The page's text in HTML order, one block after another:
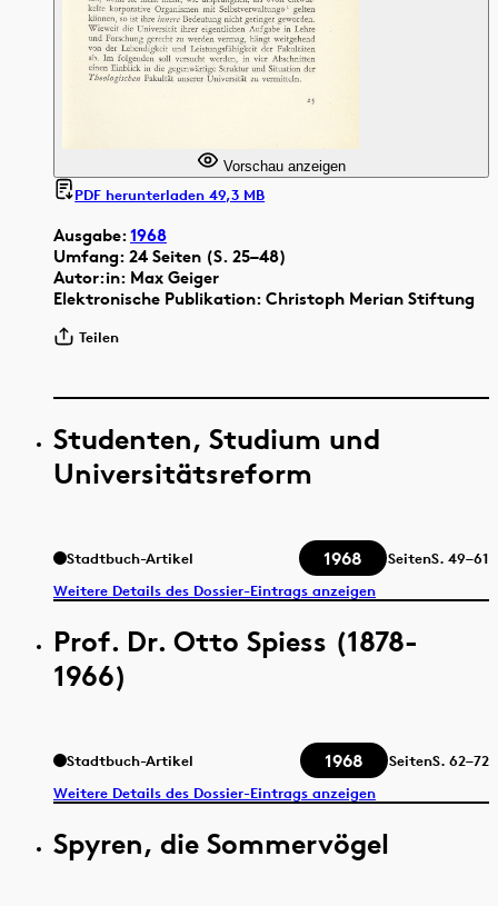
Ausgabe:1968
Umfang: 24 Seiten (S. 25–48)
Autor:in: Max Geiger
Elektronische Publikation: Christoph Merian Stiftung
Teilen
Vorschau anzeigen
PDF herunterladen 49,3 MB
Studenten, Studium und
Universitätsreform
Stadtbuch-Artikel 1968 SeitenS. 49–61
Weitere Details des Dossier-Eintrags anzeigen
Prof. Dr. Otto Spiess (1878-
1966)
Stadtbuch-Artikel 1968 SeitenS. 62–72
Weitere Details des Dossier-Eintrags anzeigen
Spyren, die Sommervögel